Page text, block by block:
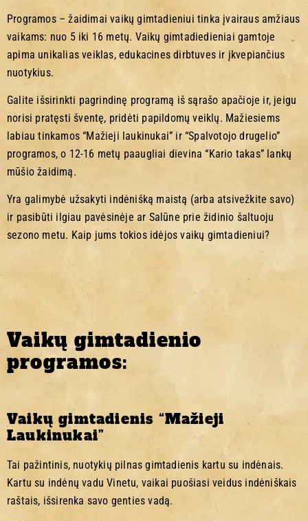
Programos – žaidimai vaikų gimtadieniui tinka įvairaus amžiaus
vaikams: nuo 5 iki 16 metų. Vaikų gimtadiedieniai gamtoje
apima unikalias veiklas, edukacines dirbtuves ir įkvepiančius
nuotykius.
Galite išsirinkti pagrindinę programą iš sąrašo apačioje ir, jeigu
norisi pratęsti šventę, pridėti papildomų veiklų. Mažiesiems
labiau tinkamos “Mažieji laukinukai” ir “Spalvotojo drugelio”
programos, o 12-16 metų paaugliai dievina “Kario takas” lankų
mūšio žaidimą.
Yra galimybė užsakyti indėnišką maistą (arba atsivežkite savo)
ir pasibūti ilgiau pavėsinėje ar Salūne prie židinio šaltuoju
sezono metu. Kaip jums tokios idėjos vaikų gimtadieniui?
Vaikų gimtadienio
programos:
Vaikų gimtadienis “Mažieji
Laukinukai”
Tai pažintinis, nuotykių pilnas gimtadienis kartu su indėnais.
Kartu su indėnų vadu Vinetu, vaikai puošiasi veidus indėniškais
raštais, išsirenka savo genties vadą.